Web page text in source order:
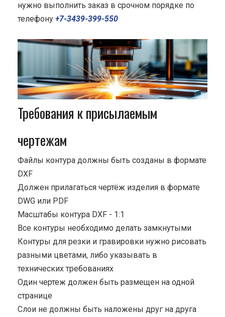
нужно выполнить заказ в срочном порядке по
телефону +7-3439-399-550
Требования к присылаемым
чертежам
Файлы контура должны быть созданы в формате
DXF
Должен прилагаться чертёж изделия в формате
DWG или PDF
Масштабы контура DXF - 1:1
Все контуры необходимо делать замкнутыми
Контуры для резки и гравировки нужно рисовать
разными цветами, либо указывать в
технических требованиях
Один чертеж должен быть размещен на одной
странице
Cлои не должны быть наложены друг на друга